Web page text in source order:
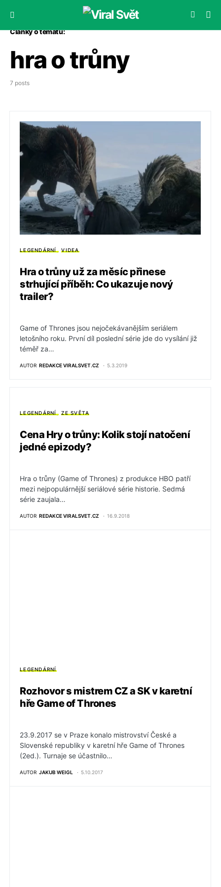
Články o tématu:
hra o trůny
7 posts
LEGENDÁRNÍ VIDEA
Hra o trůny už za měsíc přinese
strhující příběh: Co ukazuje nový
trailer?
Game of Thrones jsou nejočekávanějším seriálem
letošního roku. První díl poslední série jde do vysílání již
téměř za…
AUTOR REDAKCE VIRALSVET.CZ 5.3.2019
LEGENDÁRNÍ ZE SVĚTA
Cena Hry o trůny: Kolik stojí natočení
jedné epizody?
Hra o trůny (Game of Thrones) z produkce HBO patří
mezi nejpopulárnější seriálové série historie. Sedmá
série zaujala…
AUTOR REDAKCE VIRALSVET.CZ 16.9.2018
LEGENDÁRNÍ
Rozhovor s mistrem CZ a SK v karetní
hře Game of Thrones
23.9.2017 se v Praze konalo mistrovství České a
Slovenské republiky v karetní hře Game of Thrones
(2ed.). Turnaje se účastnilo…
AUTOR JAKUB WEIGL 5.10.2017